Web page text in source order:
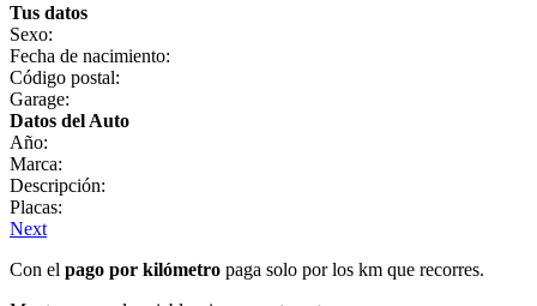
Tus datos
Sexo:
Fecha de nacimiento:
Código postal:
Garage:
Datos del Auto
Año:
Marca:
Descripción:
Placas:
Next
Con el pago por kilómetro paga solo por los km que recorres.